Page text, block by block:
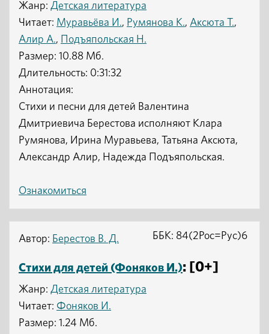
Жанр: Детская литература
Читает: Муравьёва И., Румянова К., Аксюта Т.,
Алир А., Подъяпольская Н.
Размер: 10.88 Мб.
Длительность: 0:31:32
Аннотация:
Стихи и песни для детей Валентина
Дмитриевича Берестова исполняют Клара
Румянова, Ирина Муравьева, Татьяна Аксюта,
Александр Алир, Надежда Подъяпольская.
Ознакомиться
Автор: Берестов В. Д.
Стихи для детей (Фоняков И.): [0+]
Жанр: Детская литература
Читает: Фоняков И.
ББК: 84(2Рос=Рус)6
Размер: 1.24 Мб.